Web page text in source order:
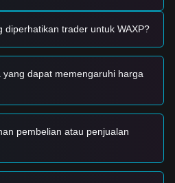
dan momentum pasar saat ini,
trading referensi berikut:
stabilisasi atau pantulan, itu
jangka pendek.
mengonfirmasi pergeseran
diperhatikan trader untuk WAXP?
dapat memengaruhi harga
pembelian atau penjualan